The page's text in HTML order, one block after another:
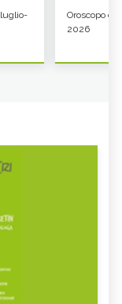
luglio-
Oroscopo di
2026